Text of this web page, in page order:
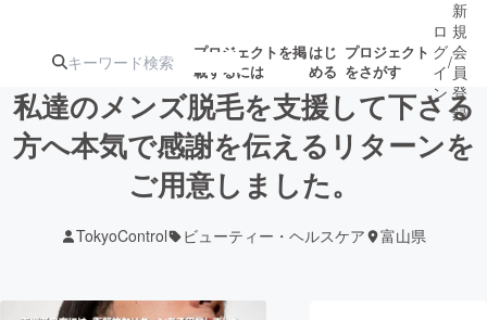
プロジェクトを掲
載するには
はじ
める
プロジェクト
をさがす
注目のリ 注目の新着プロ募集終了が近いプ
ロ
グ
イ
ン
/
新
規
会
員
登
録
私達のメンズ脱毛を支援して下さる
方へ本気で感謝を伝えるリターンを
ご用意しました。
TokyoControl ビューティー・ヘルスケア 富山県